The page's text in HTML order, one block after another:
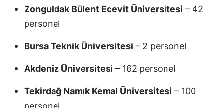
Zonguldak Bülent Ecevit Üniversitesi – 42
personel
Bursa Teknik Üniversitesi – 2 personel
Akdeniz Üniversitesi – 162 personel
Tekirdağ Namık Kemal Üniversitesi – 100
personel